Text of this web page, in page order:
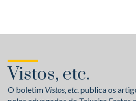
Vistos, etc.
O boletim Vistos, etc.publica os